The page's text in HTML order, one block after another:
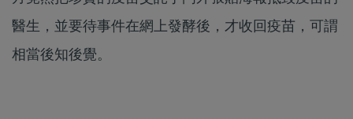
醫生，並要待事件在網上發酵後，才收回疫苗，可謂
相當後知後覺。